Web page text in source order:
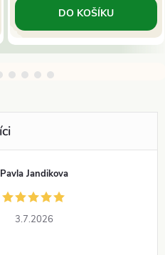
DO KOŠÍKU
Pavla Jandikova
3.7.2026